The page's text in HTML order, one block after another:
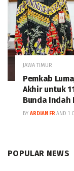
JAWA TIMUR
Pemkab
Akhir untuk
Bunda Indah
BY ARDIAN FR AND 1
POPULAR NEWS